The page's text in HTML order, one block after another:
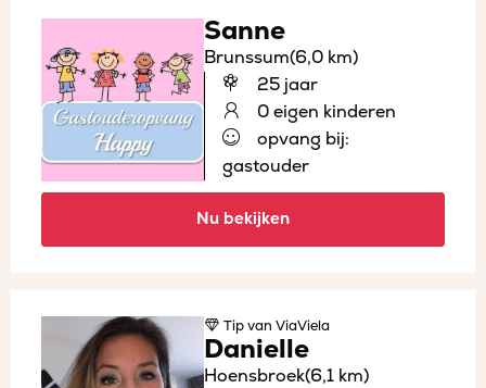
Sanne
Brunssum(6,0 km)
25 jaar
0 eigen kinderen
opvang bij:
gastouder
Nu bekijken
Tipvan ViaViela
Danielle
Hoensbroek(6,1 km)